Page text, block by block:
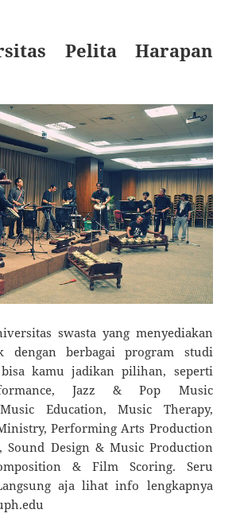
Pelita Harapan
swasta yang menyediakan
dengan berbagai program studi
kamu jadikan pilihan, seperti
Jazz & Pop Music
Education, Music Therapy,
Performing Arts Production
Sound Design & Music Production
& Film Scoring. Seru
aja lihat info lengkapnya